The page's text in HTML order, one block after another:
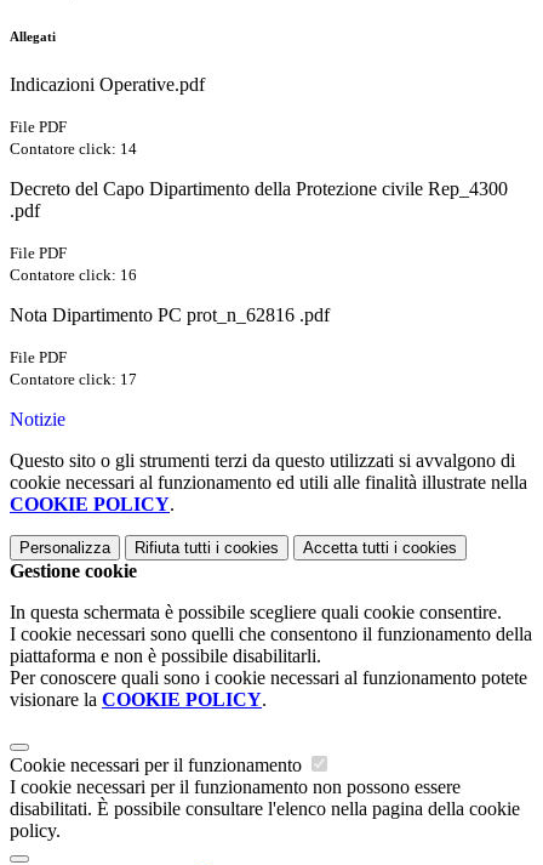
Allegati
Indicazioni Operative.pdf
File PDF
Contatore click: 14
Decreto del Capo Dipartimento della Protezione civile Rep_4300
.pdf
File PDF
Contatore click: 16
Nota Dipartimento PC prot_n_62816 .pdf
File PDF
Contatore click: 17
Notizie
Questo sito o gli strumenti terzi da questo utilizzati si avvalgono di
cookie necessari al funzionamento ed utili alle finalità illustrate nella
COOKIE POLICY.
Personalizza Rifiuta tutti i cookies Accetta tutti i cookies
Gestione cookie
In questa schermata è possibile scegliere quali cookie consentire.
I cookie necessari sono quelli che consentono il funzionamento della
piattaforma e non è possibile disabilitarli.
Per conoscere quali sono i cookie necessari al funzionamento potete
visionare la COOKIE POLICY.
Cookie necessari per il funzionamento
I cookie necessari per il funzionamento non possono essere
disabilitati. È possibile consultare l'elenco nella pagina della cookie
policy.